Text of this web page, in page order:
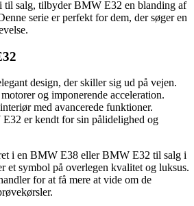
salg, tilbyder BMW E32 en blanding af
serie er perfekt for dem, der søger en
design, der skiller sig ud på vejen.
og imponerende acceleration.
med avancerede funktioner.
er kendt for sin pålidelighed og
i en BMW E38 eller BMW E32 til salg i
et symbol på overlegen kvalitet og luksus.
for at få mere at vide om de